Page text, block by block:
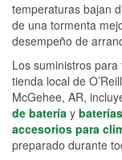
temperaturas bajan
de una tormenta
desempeño de
Los suministros
tienda local de
McGehee, AR,
de batería y
accesorios para
preparado durante